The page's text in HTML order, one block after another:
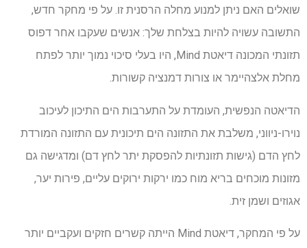
שואלים האם ניתן למנוע מחלה הרסנית זו. על פי מחקר חדש,
התשובה עשויה להיות בצלחת שלך: אנשים שעקבו אחר דפוס
תזונתי המכונה דיאטת Mind, היו בעלי סיכוי נמוך יותר לפתח
מחלת אלצהיימר או צורות דמנציה קשורות.
הדיאטה הנפשית, העומדת על התערבות הים התיכון לעיכוב
נוירו-ניווני, משלבת את התזונה הים תיכונית עם התזונה המורדת
לחץ הדם (גישות תזונתיות להפסקת יתר לחץ דם) ומדגישה גם
מזונות מוכחים בריא מוח כמו ירקות ירוקים עליים, פירות יער,
אגוזים ושמן זית.
על פי המחקר, דיאטת Mind הייתה קשרים חזקים ועקביים יותר